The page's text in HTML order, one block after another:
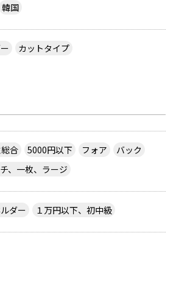
韓国
カットタイプ
合 5000円以下 フォア
バック
、一枚、ラージ
ダー
１万円以下、初中級